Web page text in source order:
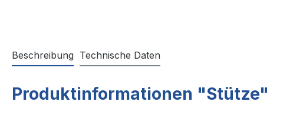
Beschreibung Technische Daten
Produktinformationen "Stütze"